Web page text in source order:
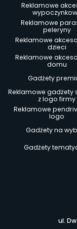
Reklamowe
Reklamowe
peleryny
Reklamowe
dzieci
Reklamowe
domu
Gadżety
Reklamowe gadżety
z logo firmy
Reklamowe
logo
Gadżety na
Gadżety
ul.